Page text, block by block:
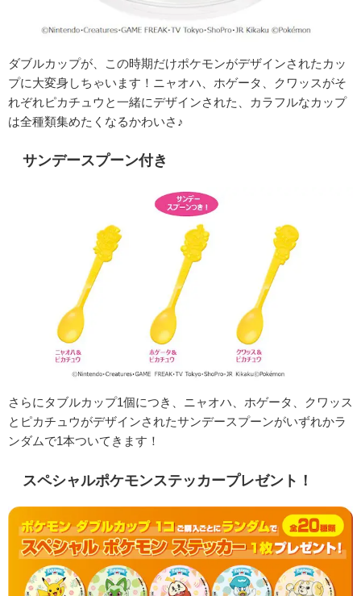
ダブルカップが、この時期だけポケモンがデザインされたカッ
プに大変身しちゃいます！ニャオハ、ホゲータ、クワッスがそ
れぞれピカチュウと一緒にデザインされた、カラフルなカップ
は全種類集めたくなるかわいさ♪
サンデースプーン付き
さらにタブルカップ1個につき、ニャオハ、ホゲータ、クワッス
とピカチュウがデザインされたサンデースプーンがいずれかラ
ンダムで1本ついてきます！
スペシャルポケモンステッカープレゼント！